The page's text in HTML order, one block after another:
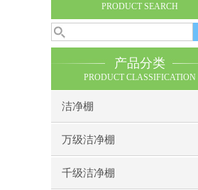
PRODUCT SEARCH
产品分类
PRODUCT CLASSIFICATION
洁净棚
万级洁净棚
千级洁净棚